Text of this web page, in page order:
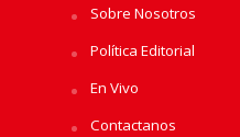
Sobre Nosotros
Política Editorial
En Vivo
Contactanos